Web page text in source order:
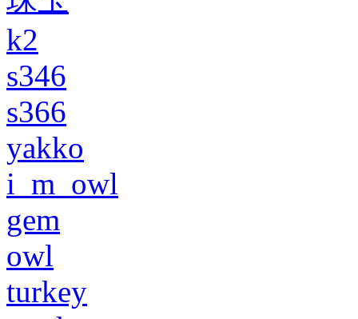
k2
s346
s366
yakko
i_m_owl
gem
owl
turkey